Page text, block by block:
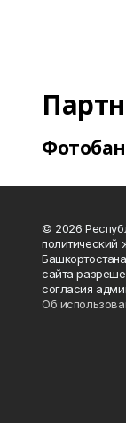
© 2026
политический
сайта
согласия
Об